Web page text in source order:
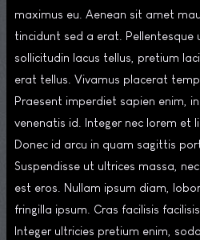
maximus eu. Aenean sit amet
tincidunt sed a erat. Pellentesque
sollicitudin lacus tellus, pretium
erat tellus. Vivamus placerat
Praesent imperdiet sapien enim,
venenatis id. Integer nec lorem et
Donec id arcu in quam sagittis
Suspendisse ut ultrices massa,
est eros. Nullam ipsum diam,
fringilla ipsum. Cras facilisis
Integer ultricies pretium enim,